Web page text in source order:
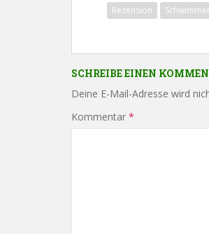
Rezension
SCHREIBE EINEN
Deine E-Mail-Adresse wird
Kommentar *